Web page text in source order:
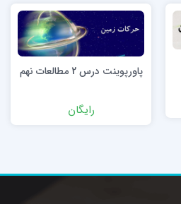
پاورپوینت درس 2 مطالعات نهم
رایگان